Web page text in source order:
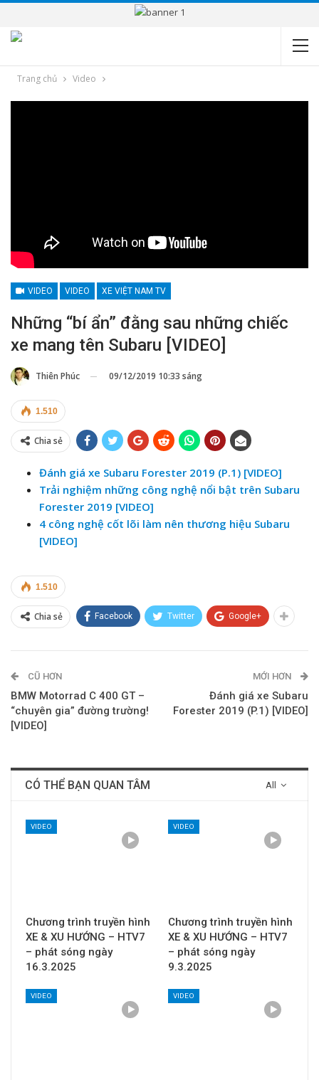
Trang chủ Video
VIDEO VIDEO XE VIỆT NAM TV
Những “bí ẩn” đằng sau những chiếc
xe mang tên Subaru [VIDEO]
Thiên Phúc 09/12/2019 10:33 sáng
1.510
Chia sẻ
Đánh giá xe Subaru Forester 2019 (P.1) [VIDEO]
Trải nghiệm những công nghệ nổi bật trên Subaru
Forester 2019 [VIDEO]
4 công nghệ cốt lõi làm nên thương hiệu Subaru
[VIDEO]
1.510
Chia sẻ Facebook Twitter Google+
CŨ HƠN
BMW Motorrad C 400 GT –
“chuyên gia” đường trường!
[VIDEO]
MỚI HƠN
Đánh giá xe Subaru
Forester 2019 (P.1) [VIDEO]
All
CÓ THỂ BẠN QUAN TÂM
VIDEO
Chương trình truyền hình
XE & XU HƯỚNG – HTV7
– phát sóng ngày
16.3.2025
VIDEO
Chương trình truyền hình
XE & XU HƯỚNG – HTV7
– phát sóng ngày
9.3.2025
VIDEO VIDEO